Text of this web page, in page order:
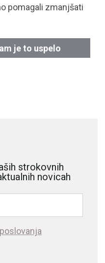
pomagali zmanjšati
je to uspelo
strokovnih
novicah